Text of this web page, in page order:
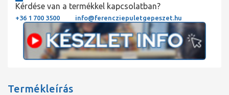
Kérdése van a termékkel kapcsolatban?
+36 1 700 3500 info@ferencziepuletgepeszet.hu
Termékleírás